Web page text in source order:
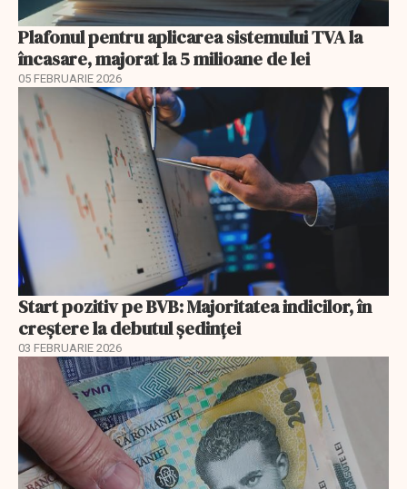
Plafonul pentru aplicarea sistemului TVA la
încasare, majorat la 5 milioane de lei
05 FEBRUARIE 2026
Start pozitiv pe BVB: Majoritatea indicilor, în
creştere la debutul şedinţei
03 FEBRUARIE 2026